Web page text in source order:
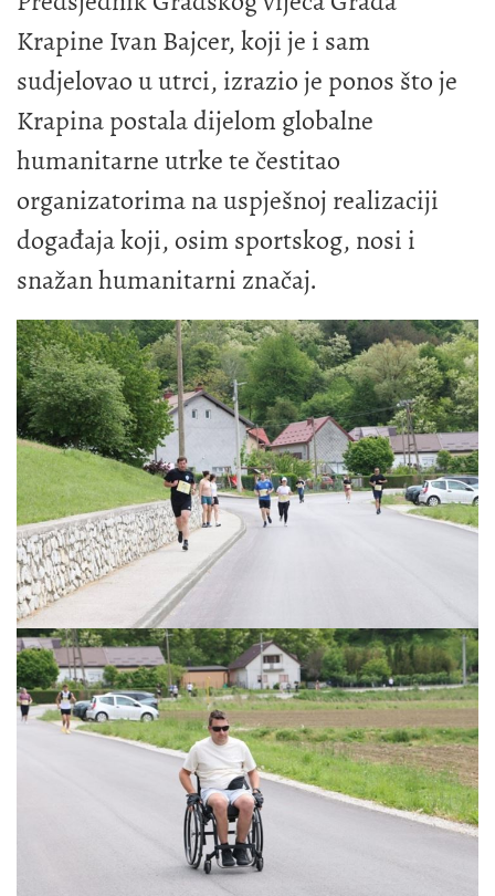
Krapine Ivan Bajcer, koji je i sam
sudjelovao u utrci, izrazio je ponos što je
Krapina postala dijelom globalne
humanitarne utrke te čestitao
organizatorima na uspješnoj realizaciji
događaja koji, osim sportskog, nosi i
snažan humanitarni značaj.